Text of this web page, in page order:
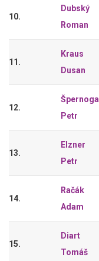
10.
Dubský
Roman
11.
Kraus
Dusan
12.
Špernoga
Petr
13.
Elzner
Petr
14.
Račák
Adam
15.
Diart
Tomáš